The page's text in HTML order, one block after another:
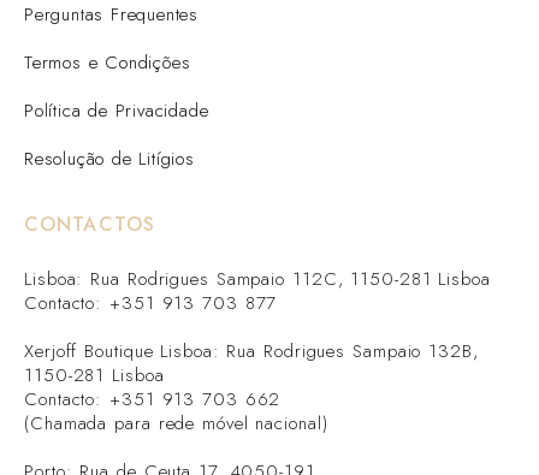
Perguntas Frequentes
Termos e Condições
Política de Privacidade
Resolução de Litígios
CONTACTOS
Lisboa: Rua Rodrigues Sampaio 112C, 1150-281 Lisboa
Contacto: +351 913 703 877
Xerjoff Boutique Lisboa: Rua Rodrigues Sampaio 132B,
1150-281 Lisboa
Contacto: +351 913 703 662
(Chamada para rede móvel nacional)